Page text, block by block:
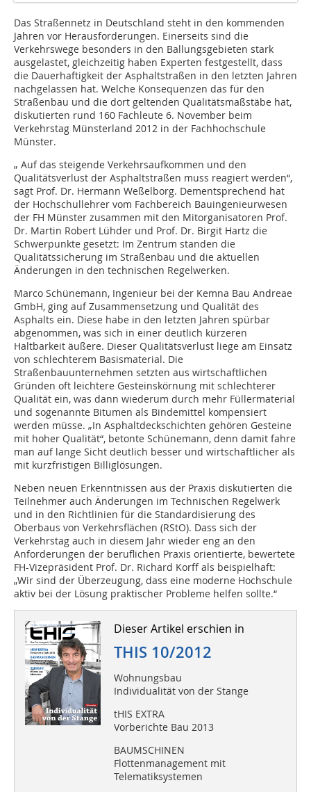
Das Straßennetz in Deutschland steht in den kommenden
Jahren vor Herausforderungen. Einerseits sind die
Verkehrswege besonders in den Ballungsgebieten stark
ausgelastet, gleichzeitig haben Experten festgestellt, dass
die Dauerhaftigkeit der Asphaltstraßen in den letzten Jahren
nachgelassen hat. Welche Konsequenzen das für den
Straßenbau und die dort geltenden Qualitätsmaßstäbe hat,
diskutierten rund 160 Fachleute 6. November beim
Verkehrstag Münsterland 2012 in der Fachhochschule
Münster.
„ Auf das steigende Verkehrsaufkommen und den
Qualitätsverlust der Asphaltstraßen muss reagiert werden“,
sagt Prof. Dr. Hermann Weßelborg. Dementsprechend hat
der Hochschullehrer vom Fachbereich Bauingenieurwesen
der FH Münster zusammen mit den Mitorganisatoren Prof.
Dr. Martin Robert Lühder und Prof. Dr. Birgit Hartz die
Schwerpunkte gesetzt: Im Zentrum standen die
Qualitätssicherung im Straßenbau und die aktuellen
Änderungen in den technischen Regelwerken.
Marco Schünemann, Ingenieur bei der Kemna Bau Andreae
GmbH, ging auf Zusammensetzung und Qualität des
Asphalts ein. Diese habe in den letzten Jahren spürbar
abgenommen, was sich in einer deutlich kürzeren
Haltbarkeit äußere. Dieser Qualitätsverlust liege am Einsatz
von schlechterem Basismaterial. Die
Straßenbauunternehmen setzten aus wirtschaftlichen
Gründen oft leichtere Gesteinskörnung mit schlechterer
Qualität ein, was dann wiederum durch mehr Füllermaterial
und sogenannte Bitumen als Bindemittel kompensiert
werden müsse. „In Asphaltdeckschichten gehören Gesteine
mit hoher Qualität“, betonte Schünemann, denn damit fahre
man auf lange Sicht deutlich besser und wirtschaftlicher als
mit kurzfristigen Billiglösungen.
Neben neuen Erkenntnissen aus der Praxis diskutierten die
Teilnehmer auch Änderungen im Technischen Regelwerk
und in den Richtlinien für die Standardisierung des
Oberbaus von Verkehrsflächen (RStO). Dass sich der
Verkehrstag auch in diesem Jahr wieder eng an den
Anforderungen der beruflichen Praxis orientierte, bewertete
FH-Vizepräsident Prof. Dr. Richard Korff als beispielhaft:
„Wir sind der Überzeugung, dass eine moderne Hochschule
aktiv bei der Lösung praktischer Probleme helfen sollte.“
Dieser Artikel erschien in
THIS 10/2012
Wohnungsbau
Individualität von der Stange
tHIS EXTRA
Vorberichte Bau 2013
BAUMSCHINEN
Flottenmanagement mit
Telematiksystemen